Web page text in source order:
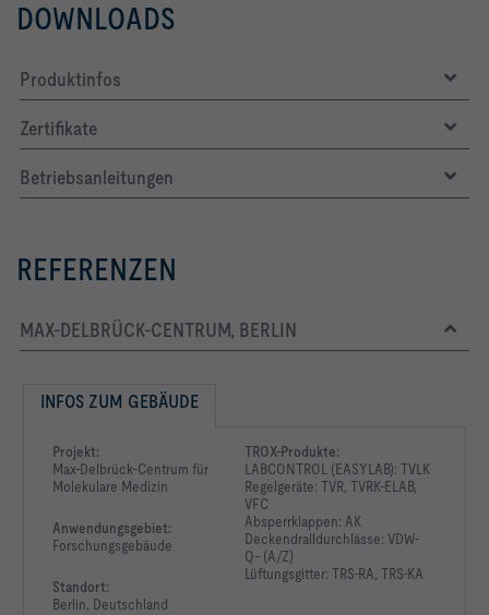
DOWNLOADS
Produktinfos
Zertifikate
Betriebsanleitungen
REFERENZEN
MAX-DELBRÜCK-CENTRUM, BERLIN
INFOS ZUM GEBÄUDE
Projekt:
Max-Delbrück-Centrum für
Molekulare Medizin
Anwendungsgebiet:
Forschungsgebäude
Standort:
Berlin, Deutschland
TROX-Produkte:
LABCONTROL (EASYLAB): TVLK
Regelgeräte: TVR, TVRK-ELAB,
VFC
Absperrklappen: AK
Deckendralldurchlässe: VDW-
Q- (A/Z)
Lüftungsgitter: TRS-RA, TRS-KA